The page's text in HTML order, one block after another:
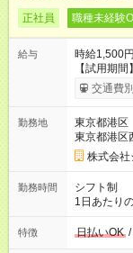
正社員 職種未経験
給与
時給1,500
【試用期
交通費
勤務地
東京都港区
東京都港区
株式会社
勤務時間
シフト制
1日あたり
土日祝含む週5
～21：30
特徴 日払いOK